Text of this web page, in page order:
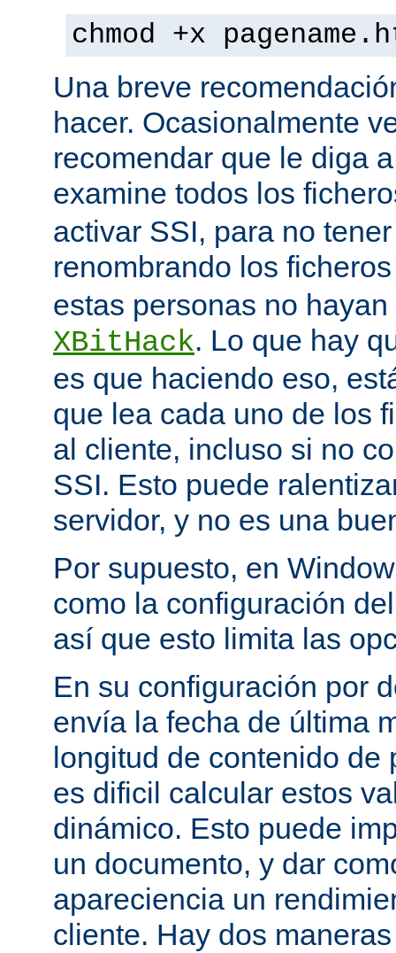
chmod +x
Una breve
hacer. Ocasionalmente
recomendar que le diga
examine todos los
activar SSI, para no
renombrando los
estas personas no
XBitHack. Lo que hay
es que haciendo eso,
que lea cada uno de los
al cliente, incluso si no
SSI. Esto puede
servidor, y no es una
Por supuesto, en
como la configuración
así que esto limita las
En su configuración por
envía la fecha de última
longitud de contenido
es dificil calcular estos
dinámico. Esto puede
un documento, y dar
apareciencia un
cliente. Hay dos